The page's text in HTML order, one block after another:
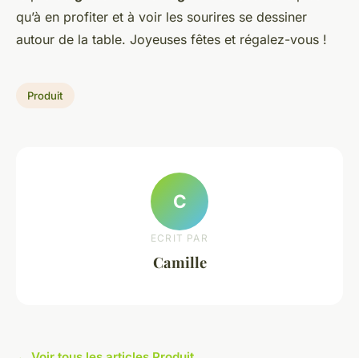
qu’à en profiter et à voir les sourires se dessiner
autour de la table. Joyeuses fêtes et régalez-vous !
Produit
C
ECRIT PAR
Camille